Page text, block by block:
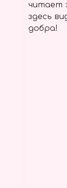
читает
здесь
добра!